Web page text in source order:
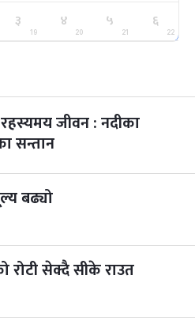
2027
७ महिना बाँकी
७ महिना बाँकी
३
19
४
20
५
21
६
22
जीवन : नदीका
सन्तान
बढ्यो
सेक्दै सीके राउत